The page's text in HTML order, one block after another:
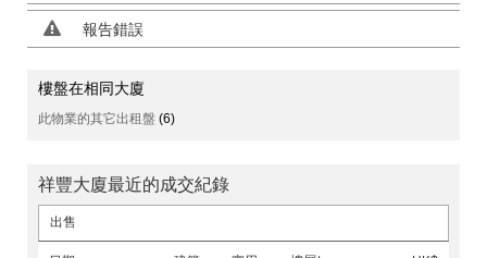
報告錯誤
樓盤在相同大廈
此物業的其它出租盤 (6)
祥豐大廈最近的成交紀錄
出售